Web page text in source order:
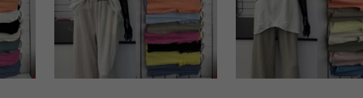
swoich danych w celu
osobom trzecim,
na podstawie